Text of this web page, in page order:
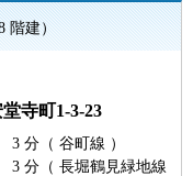
階建）
寺町1-3-23
3 分（ 谷町線 ）
3 分（ 長堀鶴見緑地線